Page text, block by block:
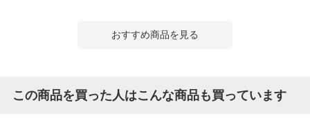
おすすめ商品を見る
この商品を買った人はこんな商品も買っています